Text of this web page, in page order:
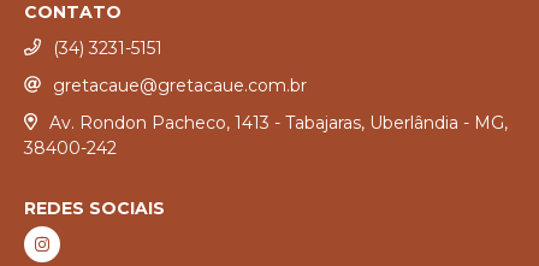
CONTATO
(34) 3231-5151
gretacaue@gretacaue.com.br
Av. Rondon Pacheco, 1413 - Tabajaras, Uberlândia - MG,
38400-242
REDES SOCIAIS